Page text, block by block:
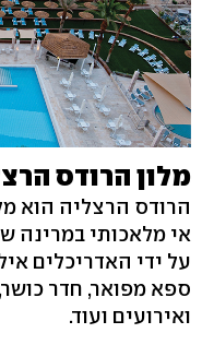
מלון הרודס
אי מלאכותי במרינה
על ידי האדריכלים
ספא מפואר, חדר
ואירועים ועוד.